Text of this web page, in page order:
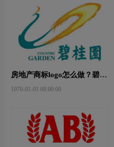
房地产商标logo怎么做？碧桂
1970-01-01 08:00:00